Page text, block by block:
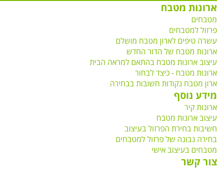
ארונות מטבח
מטבחים
פרזול למטבחים
עשרה טיפים לארון מטבח מושלם
ארונות מטבח של הדור החדש
עיצוב ארונות מטבח בהתאם למראה הבית
ארונות מטבח - כיצד לבחור
ארון מטבח נקודות חשובות בבחירה
מידע נוסף
ארונות קיר
עיצוב ארונות מטבח
חשיבות בחירת הפרזול בעיצוב
בחירה נבונה של פרזול למטבחים
מטבחים בעיצוב אישי
צור קשר